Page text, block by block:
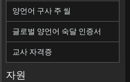
양언어 구사 주 씰
글로벌 양언어 숙달 인증서
교사 자격증
자원